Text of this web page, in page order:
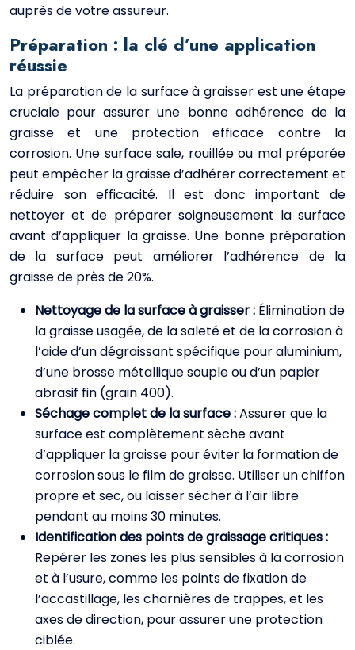
auprès de votre assureur.
Préparation : la clé d’une application
réussie
La préparation de la surface à graisser est une étape
cruciale pour assurer une bonne adhérence de la
graisse et une protection efficace contre la
corrosion. Une surface sale, rouillée ou mal préparée
peut empêcher la graisse d’adhérer correctement et
réduire son efficacité. Il est donc important de
nettoyer et de préparer soigneusement la surface
avant d’appliquer la graisse. Une bonne préparation
de la surface peut améliorer l’adhérence de la
graisse de près de 20%.
Nettoyage de la surface à graisser : Élimination de
la graisse usagée, de la saleté et de la corrosion à
l’aide d’un dégraissant spécifique pour aluminium,
d’une brosse métallique souple ou d’un papier
abrasif fin (grain 400).
Séchage complet de la surface :Assurer que la
surface est complètement sèche avant
d’appliquer la graisse pour éviter la formation de
corrosion sous le film de graisse. Utiliser un chiffon
propre et sec, ou laisser sécher à l’air libre
pendant au moins 30 minutes.
Identification des points de graissage critiques :
Repérer les zones les plus sensibles à la corrosion
et à l’usure, comme les points de fixation de
l’accastillage, les charnières de trappes, et les
axes de direction, pour assurer une protection
ciblée.